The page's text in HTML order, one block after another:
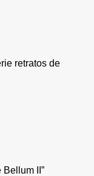
retratos de
II”